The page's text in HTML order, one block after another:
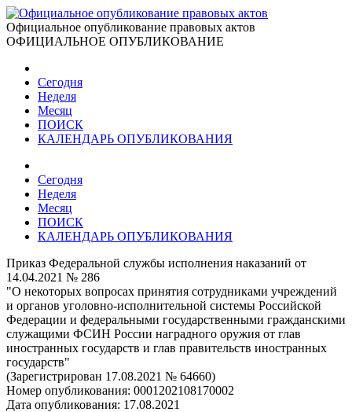
Официальное опубликование правовых актов
ОФИЦИАЛЬНОЕ ОПУБЛИКОВАНИЕ
Сегодня
Неделя
Месяц
ПОИСК
КАЛЕНДАРЬ ОПУБЛИКОВАНИЯ
Сегодня
Неделя
Месяц
ПОИСК
КАЛЕНДАРЬ ОПУБЛИКОВАНИЯ
Приказ Федеральной службы исполнения наказаний от
14.04.2021 № 286
"О некоторых вопросах принятия сотрудниками учреждений
и органов уголовно-исполнительной системы Российской
Федерации и федеральными государственными гражданскими
служащими ФСИН России наградного оружия от глав
иностранных государств и глав правительств иностранных
государств"
(Зарегистрирован 17.08.2021 № 64660)
Номер опубликования: 0001202108170002
Дата опубликования: 17.08.2021